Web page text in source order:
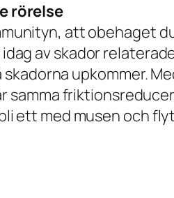
rörelse
att obehaget
av skador
upkommer.
ett med musen och